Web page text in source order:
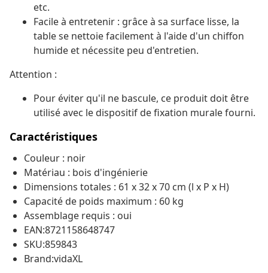
etc.
Facile à entretenir : grâce à sa surface lisse, la
table se nettoie facilement à l'aide d'un chiffon
humide et nécessite peu d'entretien.
Attention :
Pour éviter qu'il ne bascule, ce produit doit être
utilisé avec le dispositif de fixation murale fourni.
Caractéristiques
Couleur : noir
Matériau : bois d'ingénierie
Dimensions totales : 61 x 32 x 70 cm (l x P x H)
Capacité de poids maximum : 60 kg
Assemblage requis : oui
EAN:8721158648747
SKU:859843
Brand:vidaXL